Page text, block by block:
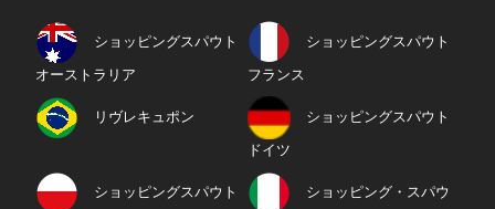
ショッピングスパウト
オーストラリア
ショッピングスパウト
フランス
リヴレキュポン ショッピングスパウト
ドイツ
ショッピングスパウト ショッピング・スパウ